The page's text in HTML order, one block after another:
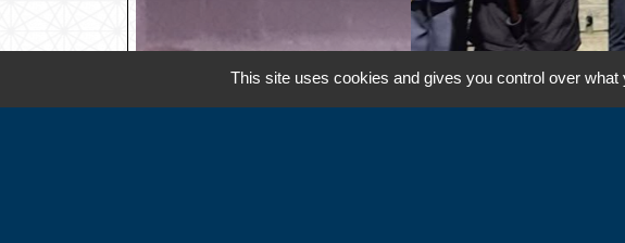
This site uses cookies and gives you control over what